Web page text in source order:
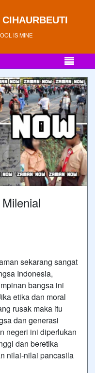
IS MINE
sekarang sangat
Indonesia,
bangsa ini
etika dan moral
rusak maka itu
dan generasi
negeri ini diperlukan
dan beretika
nilai-nilai pancasila